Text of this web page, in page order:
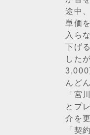
途中
単価
入ら
下げ
した
3,000
んど
「宮
とプ
介を
「契